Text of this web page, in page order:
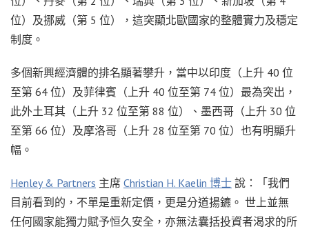
位）及挪威（第 5 位），這突顯北歐國家的整體實力及穩定
制度。
多個新興經濟體的排名顯著攀升，當中以印度（上升 40 位
至第 64 位）及菲律賓（上升 40 位至第 74 位）最為突出，
此外土耳其（上升 32 位至第 88 位）、墨西哥（上升 30 位
至第 66 位）及摩洛哥（上升 28 位至第 70 位）也有明顯升
幅。
Henley & Partners 主席 Christian H. Kaelin 博士 說：「我們
目前看到的，不單是重新定價，更是分道揚鑣。 世上並無
任何國家能獨力賦予恒久安全，亦無法囊括投資者渴求的所